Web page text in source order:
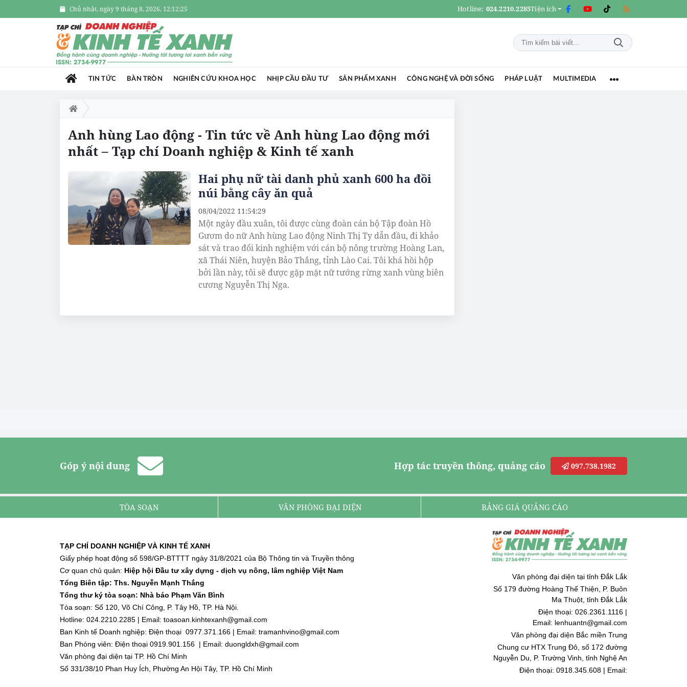
Chủ nhật, ngày 9 tháng 8, 2026, 12:12:25 Hotline: 024.2210.2285Tiện ích
TIN TỨC BÀN TRÒN NGHIÊN CỨU KHOA HỌC NHỊP CẦU ĐẦU TƯ SẢN PHẨM XANH CÔNG NGHỆ VÀ ĐỜI SỐNG PHÁP LUẬT MULTIMEDIA
Anh hùng Lao động - Tin tức về Anh hùng Lao động mới
nhất – Tạp chí Doanh nghiệp & Kinh tế xanh
Hai phụ nữ tài danh phủ xanh 600 ha đồi
núi bằng cây ăn quả
Một ngày đầu xuân, tôi được cùng đoàn cán bộ Tập đoàn Hồ
Gươm do nữ Anh hùng Lao động Ninh Thị Ty dẫn đầu, đi khảo
sát và trao đổi kinh nghiệm với cán bộ nông trường Hoàng Lan,
xã Thái Niên, huyện Bảo Thắng, tỉnh Lào Cai. Tôi khá hồi hộp
bởi lần này, tôi sẽ được gặp mặt nữ tướng rừng xanh vùng biên
cương Nguyễn Thị Nga.
08/04/2022 11:54:29
Góp ý nội dung Hợp tác truyền thông, quảng cáo 097.738.1982
TÒA SOẠN VĂN PHÒNG ĐẠI DIỆN BẢNG GIÁ QUẢNG CÁO
TẠP CHÍ DOANH NGHIỆP VÀ KINH TẾ XANH
Giấy phép hoạt động số 598/GP-BTTTT ngày 31/8/2021 của Bộ Thông tin và Truyền thông
Cơ quan chủ quản: Hiệp hội Đầu tư xây dựng - dịch vụ nông, lâm nghiệp Việt Nam
Tổng Biên tập: Ths. Nguyễn Mạnh Thắng
Tổng thư ký tòa soạn: Nhà báo Phạm Văn Bình
Tòa soạn: Số 120, Võ Chí Công, P. Tây Hồ, TP. Hà Nội.
Hotline: 024.2210.2285 | Email: toasoan.kinhtexanh@gmail.com
Ban Kinh tế Doanh nghiệp: Điện thoại 0977.371.166 | Email: tramanhvino@gmail.com
Ban Phóng viên: Điện thoại 0919.901.156 | Email: duongldxh@gmail.com
Văn phòng đại diện tại TP. Hồ Chí Minh
Số 331/38/10 Phan Huy Ích, Phường An Hội Tây, TP. Hồ Chí Minh
Văn phòng đại diện tại tỉnh Đắk Lắk
Số 179 đường Hoàng Thế Thiện, P. Buôn
Ma Thuột, tỉnh Đắk Lắk
Điện thoại: 026.2361.1116 |
Email: lenhuantn@gmail.com
Văn phòng đại diện Bắc miền Trung
Chung cư HTX Trung Đô, số 172 đường
Nguyễn Du, P. Trường Vinh, tỉnh Nghệ An
Điện thoại: 0918.345.608 | Email: